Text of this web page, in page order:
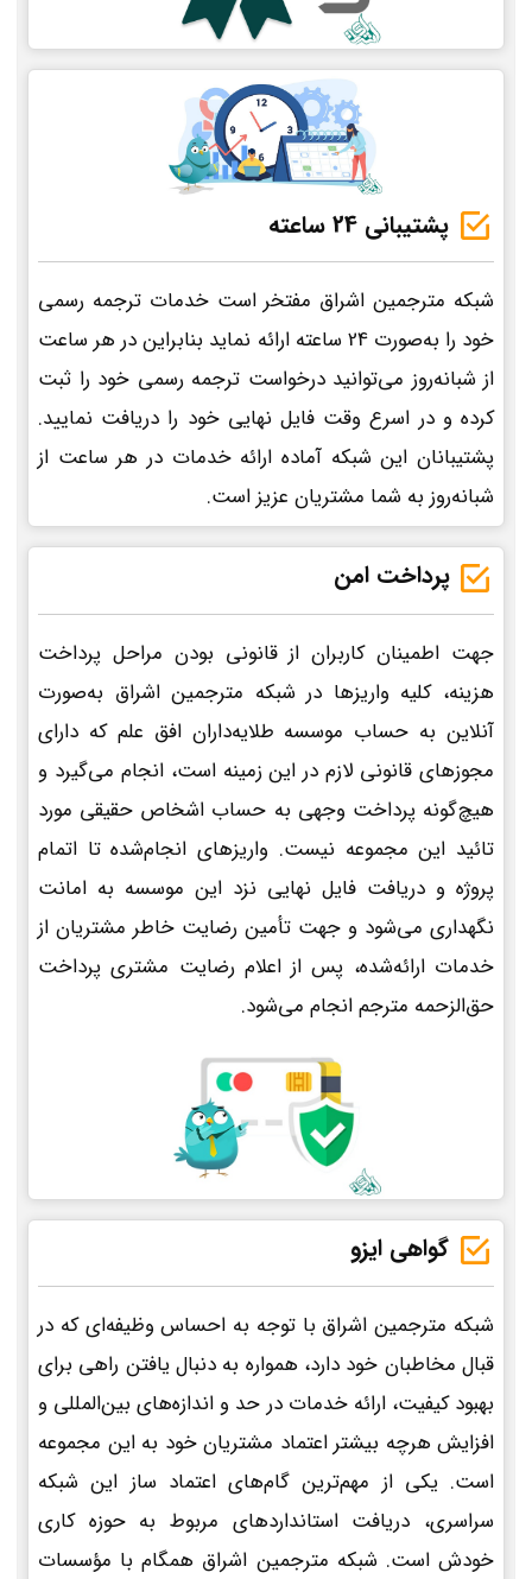
پشتیبانی 24 ساعته
شبکه مترجمین اشراق مفتخر است خدمات ترجمه رسمی
خود را به‌صورت 24 ساعته ارائه نماید بنابراین در هر ساعت
از شبانه‌روز می‌توانید درخواست ترجمه رسمی خود را ثبت
کرده و در اسرع وقت فایل نهایی خود را دریافت نمایید.
پشتیبانان این شبکه آماده ارائه خدمات در هر ساعت از
شبانه‌روز به شما مشتریان عزیز است.
پرداخت امن
جهت اطمینان کاربران از قانونی بودن مراحل پرداخت
هزینه، کلیه واریزها در شبکه مترجمین اشراق به‌صورت
آنلاین به حساب موسسه طلایه‌داران افق علم که دارای
مجوزهای قانونی لازم در این زمینه است، انجام می‌گیرد و
هیچ‌گونه پرداخت وجهی به حساب اشخاص حقیقی مورد
تائید این مجموعه نیست. واریزهای انجام‌شده تا اتمام
پروژه و دریافت فایل نهایی نزد این موسسه به امانت
نگهداری می‌شود و جهت تأمین رضایت خاطر مشتریان از
خدمات ارائه‌شده، پس از اعلام رضایت مشتری پرداخت
حق‌الزحمه مترجم انجام می‌شود.
گواهی ایزو
شبکه مترجمین اشراق با توجه به احساس وظیفه‌ای که در
قبال مخاطبان خود دارد، همواره به دنبال یافتن راهی برای
بهبود کیفیت، ارائه خدمات در حد و اندازه‌های بین‌المللی و
افزایش هرچه بیشتر اعتماد مشتریان خود به این مجموعه
است. یکی از مهم‌ترین گام‌های اعتماد ساز این شبکه
سراسری، دریافت استانداردهای مربوط به حوزه کاری
خودش است. شبکه مترجمین اشراق همگام با مؤسسات